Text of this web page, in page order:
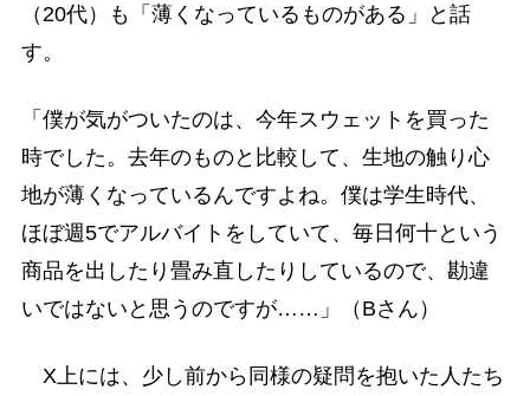
（20代）も「薄くなっているものがある」と話
す。
「僕が気がついたのは、今年スウェットを買った
時でした。去年のものと比較して、生地の触り心
地が薄くなっているんですよね。僕は学生時代、
ほぼ週5でアルバイトをしていて、毎日何十という
商品を出したり畳み直したりしているので、勘違
いではないと思うのですが……」（Bさん）
X上には、少し前から同様の疑問を抱いた人たち